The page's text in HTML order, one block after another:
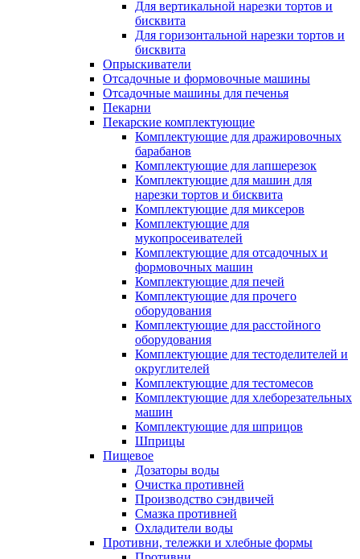
Для вертикальной нарезки тортов и
бисквита
Для горизонтальной нарезки тортов и
бисквита
Опрыскиватели
Отсадочные и формовочные машины
Отсадочные машины для печенья
Пекарни
Пекарские комплектующие
Комплектующие для дражировочных
барабанов
Комплектующие для лапшерезок
Комплектующие для машин для
нарезки тортов и бисквита
Комплектующие для миксеров
Комплектующие для
мукопросеивателей
Комплектующие для отсадочных и
формовочных машин
Комплектующие для печей
Комплектующие для прочего
оборудования
Комплектующие для расстойного
оборудования
Комплектующие для тестоделителей и
округлителей
Комплектующие для тестомесов
Комплектующие для хлеборезательных
машин
Комплектующие для шприцов
Шприцы
Пищевое
Дозаторы воды
Очистка противней
Производство сэндвичей
Смазка противней
Охладители воды
Противни, тележки и хлебные формы